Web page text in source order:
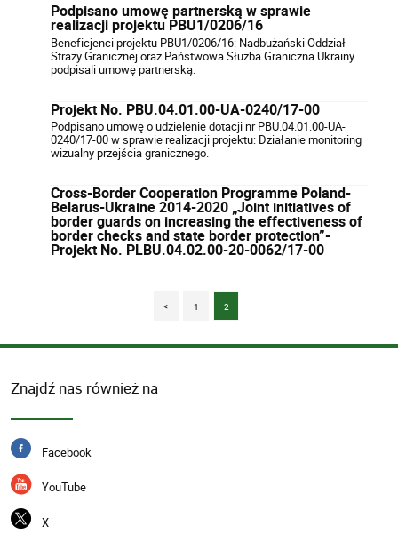
Podpisano umowę partnerską w sprawie
realizacji projektu PBU1/0206/16
Beneficjenci projektu PBU1/0206/16: Nadbużański Oddział
Straży Granicznej oraz Państwowa Służba Graniczna Ukrainy
podpisali umowę partnerską.
Projekt No. PBU.04.01.00-UA-0240/17-00
Podpisano umowę o udzielenie dotacji nr PBU.04.01.00-UA-
0240/17-00 w sprawie realizacji projektu: Działanie monitoring
wizualny przejścia granicznego.
Cross-Border Cooperation Programme Poland-
Belarus-Ukraine 2014-2020 „Joint initiatives of
border guards on increasing the effectiveness of
border checks and state border protection”-
Projekt No. PLBU.04.02.00-20-0062/17-00
< 1 2
Znajdź nas również na
Facebook
YouTube
X